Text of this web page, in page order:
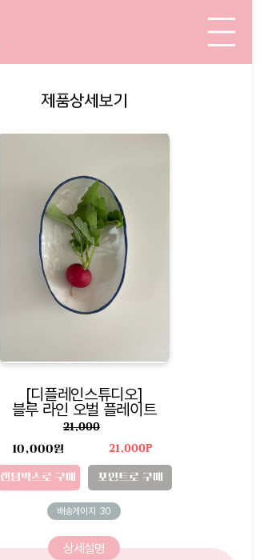
제품상세보기
[디플레인스튜디오]
블루 라인 오벌 플레이트
21,000
10,000원
랜덤박스로 구매
21,000P
포인트로 구매
배송게이지 30
상세설명